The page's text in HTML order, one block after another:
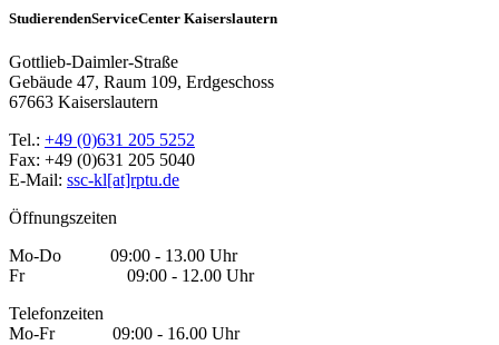
StudierendenServiceCenter Kaiserslautern
Gottlieb-Daimler-Straße
Gebäude 47, Raum 109, Erdgeschoss
67663 Kaiserslautern
Tel.: +49 (0)631 205 5252
Fax: +49 (0)631 205 5040
E-Mail: ssc-kl[at]rptu.de
Öffnungszeiten
Mo-Do 09:00 - 13.00 Uhr
Fr 09:00 - 12.00 Uhr
Telefonzeiten
Mo-Fr 09:00 - 16.00 Uhr